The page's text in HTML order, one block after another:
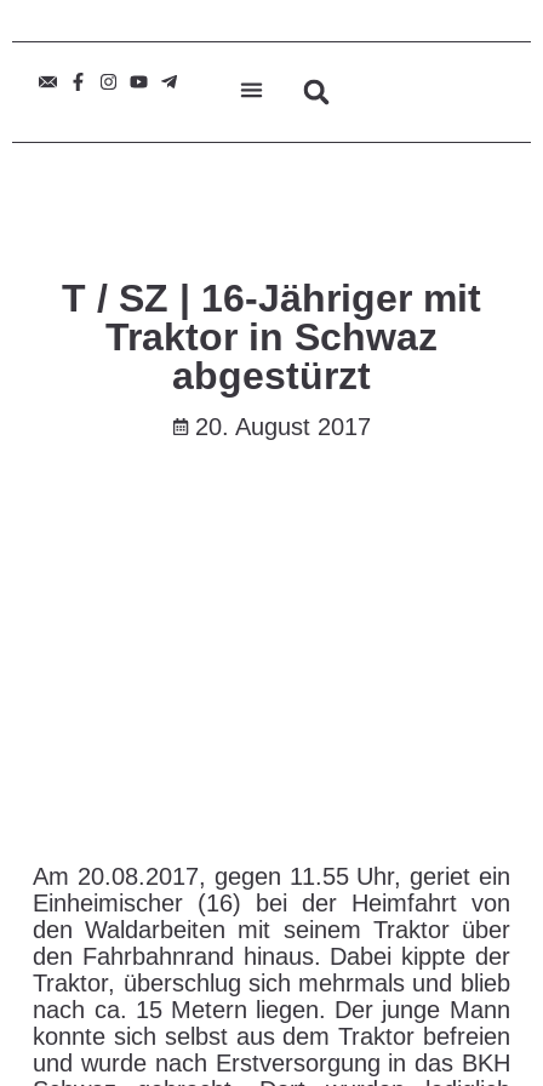
T / SZ | 16-Jähriger mit
Traktor in Schwaz
abgestürzt
20. August 2017